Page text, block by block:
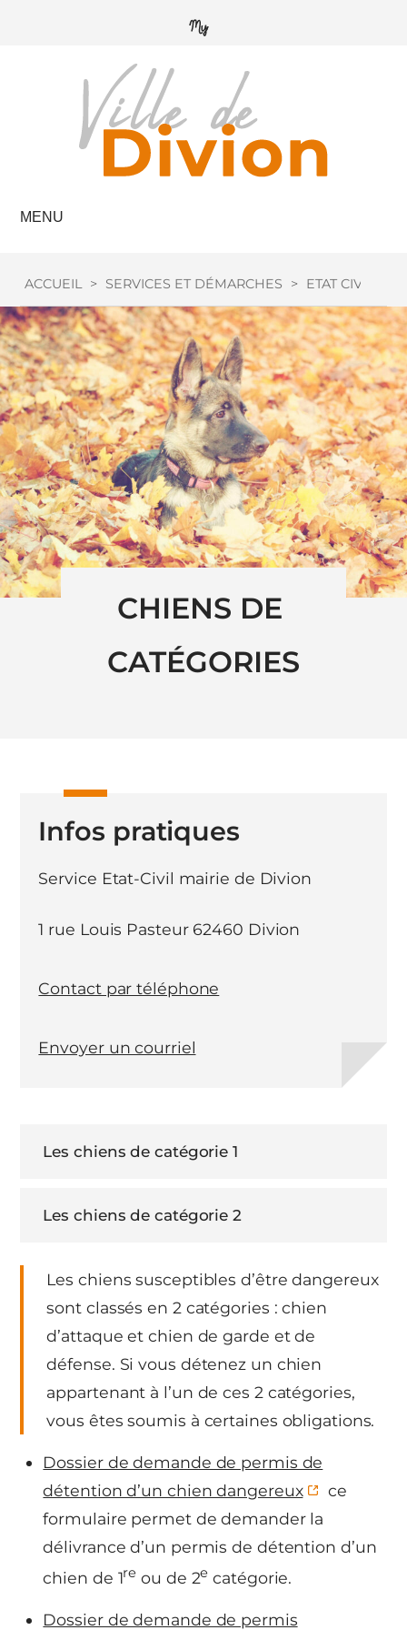
MENU
ACCUEIL > SERVICES ET DÉMARCHES > ETAT CIVIL
CHIENS DE
CATÉGORIES
Les chiens susceptibles d’être dangereux
sont classés en 2 catégories : chien
d’attaque et chien de garde et de
défense. Si vous détenez un chien
appartenant à l’un de ces 2 catégories,
vous êtes soumis à certaines obligations.
Dossier de demande de permis de
détention d’un chien dangereux
ce
formulaire permet de demander la
délivrance d’un permis de détention d’un
chien de 1re ou de 2e catégorie.
Dossier de demande de permis
Infos pratiques
Service Etat-Civil mairie de Divion
1 rue Louis Pasteur 62460 Divion
Contact par téléphone
Envoyer un courriel
Les chiens de catégorie 1
Les chiens de catégorie 2